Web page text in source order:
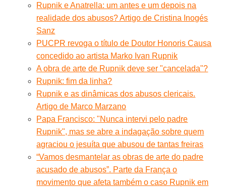
Rupnik e Anatrella: um antes e um depois na
realidade dos abusos? Artigo de Cristina Inogés
Sanz
PUCPR revoga o título de Doutor Honoris Causa
concedido ao artista Marko Ivan Rupnik
A obra de arte de Rupnik deve ser "cancelada"?
Rupnik: fim da linha?
Rupnik e as dinâmicas dos abusos clericais.
Artigo de Marco Marzano
Papa Francisco: "Nunca intervi pelo padre
Rupnik", mas se abre a indagação sobre quem
agraciou o jesuíta que abusou de tantas freiras
“Vamos desmantelar as obras de arte do padre
acusado de abusos”. Parte da França o
movimento que afeta também o caso Rupnik em